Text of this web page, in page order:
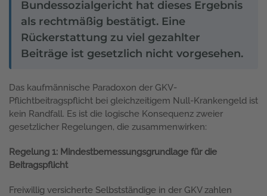
Bundessozialgericht hat dieses Ergebnis
als rechtmäßig bestätigt. Eine
Rückerstattung zu viel gezahlter
Beiträge ist gesetzlich nicht vorgesehen.
Das kaufmännische Paradoxon der GKV-
Pflichtbeitragspflicht bei gleichzeitigem Null-Krankengeld ist
kein Randfall. Es ist die logische Konsequenz zweier
gesetzlicher Regelungen, die zusammenwirken:
Regelung 1: Mindestbemessungsgrundlage für die
Beitragspflicht
Freiwillig versicherte Selbstständige in der GKV zahlen